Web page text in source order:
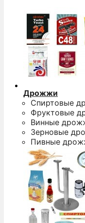
Дрожжи
Спиртовые
Фруктовые
Винные
Зерновые
Пивные